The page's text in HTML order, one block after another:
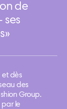
de
ses
et dès
des
Group.
par le